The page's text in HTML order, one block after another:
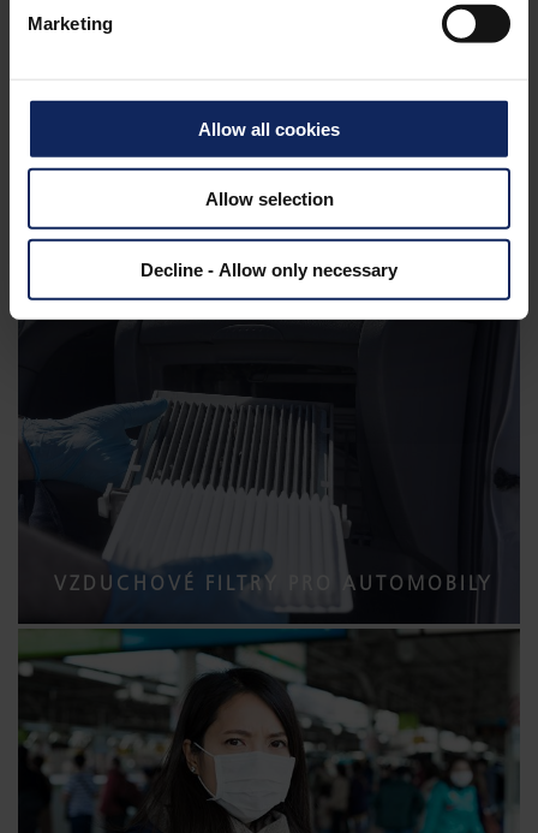
Marketing
Allow all cookies
Allow selection
Decline - Allow only necessary
VZDUCHOTECHNIKA
VZDUCHOVÉ FILTRY PRO AUTOMOBILY